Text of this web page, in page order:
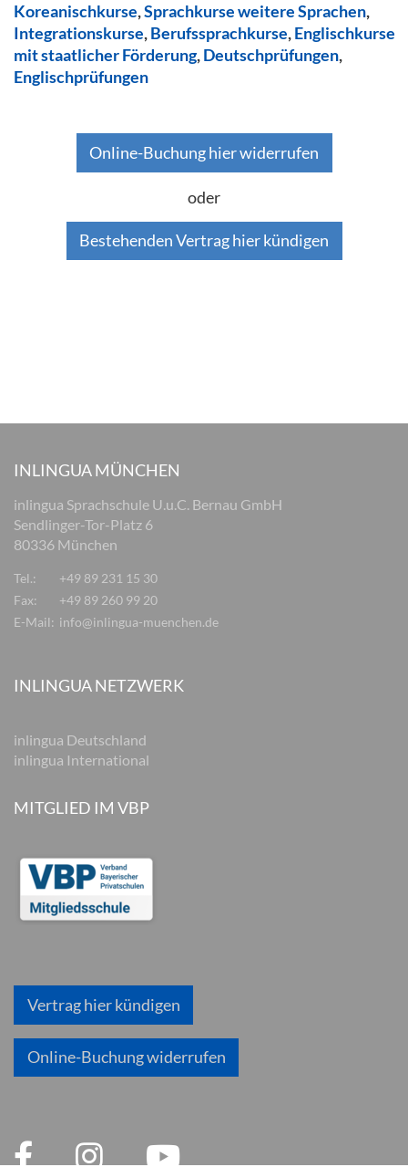
Koreanischkurse,Sprachkurse weitere Sprachen,
Integrationskurse,Berufssprachkurse,Englischkurse
mit staatlicher Förderung,Deutschprüfungen,
Englischprüfungen
Online-Buchung hier widerrufen
oder
Bestehenden Vertrag hier kündigen
INLINGUA MÜNCHEN
inlingua Sprachschule U.u.C. Bernau GmbH
Sendlinger-Tor-Platz 6
80336 München
Tel.:
+49 89 231 15 30
Fax:
+49 89 260 99 20
E-Mail: info@inlingua-muenchen.de
INLINGUA NETZWERK
inlingua Deutschland
inlingua International
MITGLIED IM VBP
Vertrag hier kündigen
Online-Buchung widerrufen